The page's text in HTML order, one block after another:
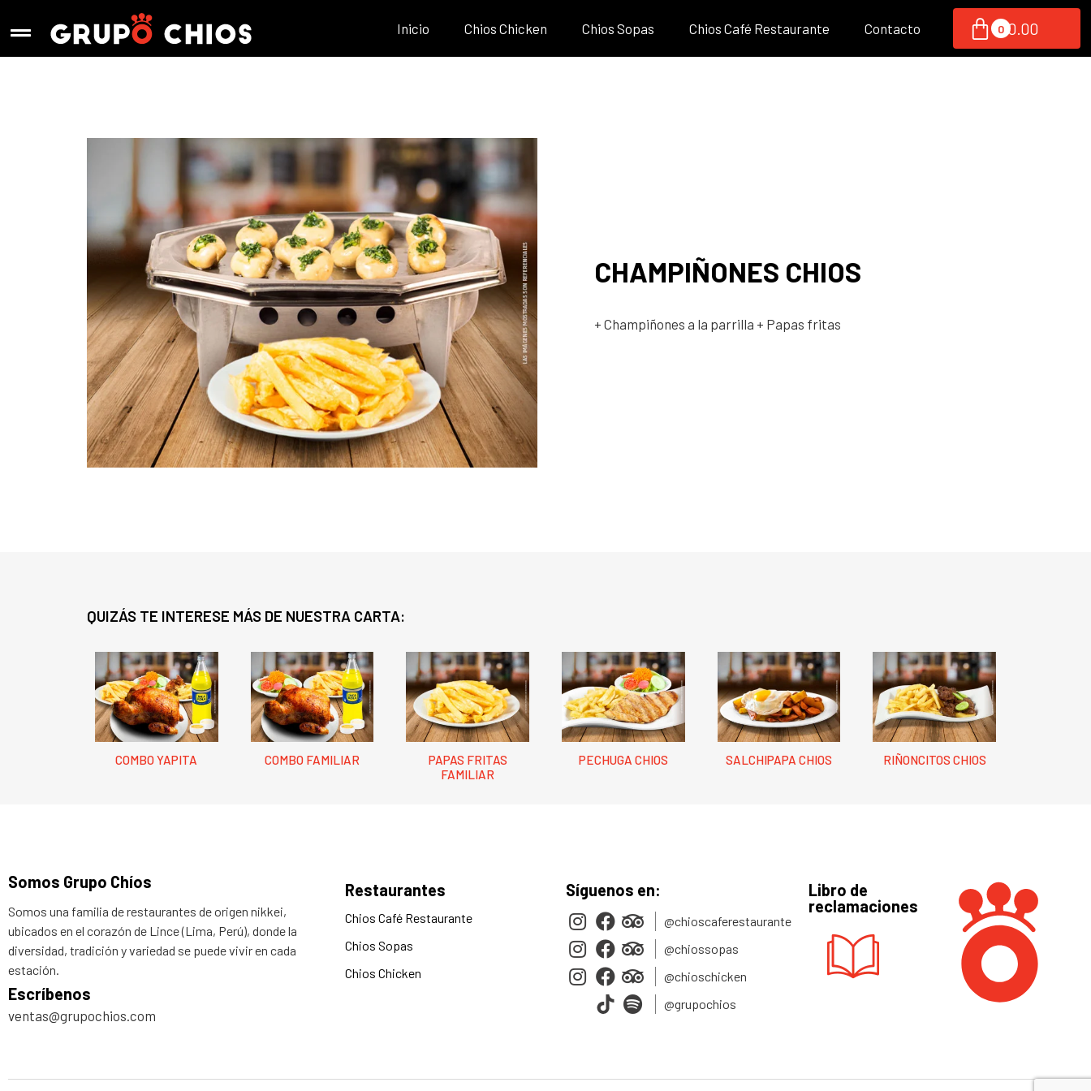
Inicio Chios Chicken Chios Sopas Chios Café Restaurante Contacto S/0.00
CHAMPIÑONES CHIOS
+ Champiñones a la parrilla + Papas fritas
QUIZÁS TE INTERESE MÁS DE NUESTRA CARTA:
COMBO YAPITA COMBO FAMILIAR
PAPAS FRITAS
FAMILIAR
PECHUGA CHIOS SALCHIPAPA CHIOS RIÑONCITOS CHIOS
Somos Grupo Chíos
Somos una familia de restaurantes de origen nikkei,
ubicados en el corazón de Lince (Lima, Perú), donde la
diversidad, tradición y variedad se puede vivir en cada
estación.
Escríbenos
ventas@grupochios.com
Restaurantes
Chios Café Restaurante
Chios Sopas
Chios Chicken
Síguenos en:
@chioscaferestaurante
@chiossopas
@chioschicken
@grupochios
Libro de
reclamaciones